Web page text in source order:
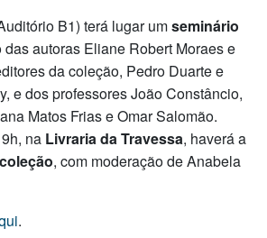
B1) terá lugar umseminário
autoras Eliane Robert Moraes e
da coleção, Pedro Duarte e
e dos professores João Constâncio,
Matos Frias e Omar Salomão.
na Livraria da Travessa, haverá a
, com moderação de Anabela
.